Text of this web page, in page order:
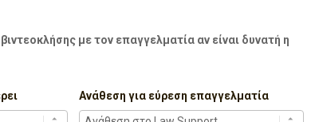
με τον επαγγελματία αν είναι δυνατή η
Ανάθεση για εύρεση επαγγελματία